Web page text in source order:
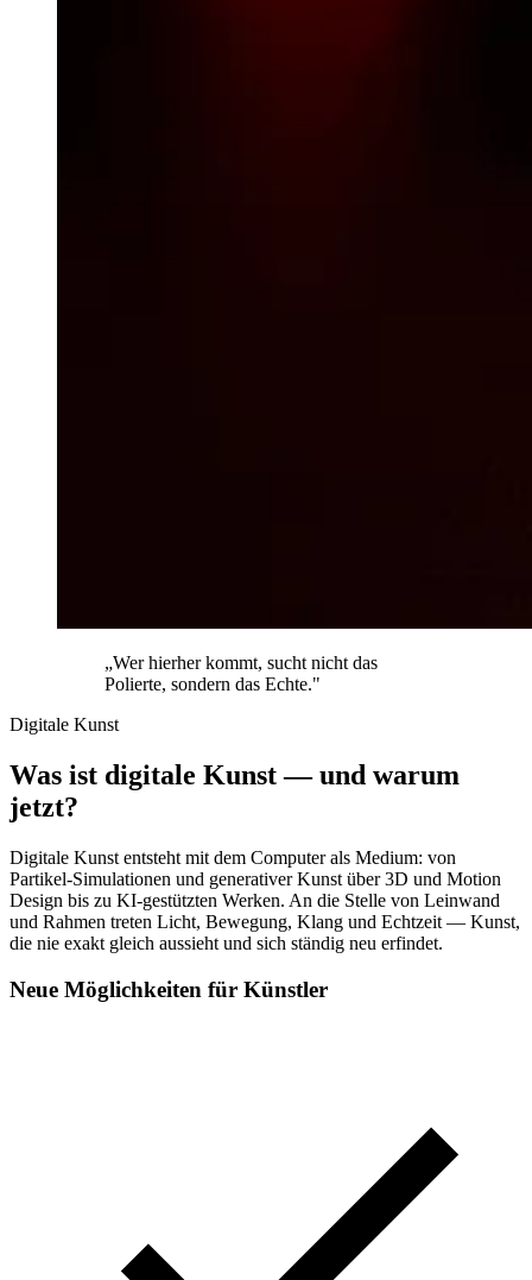
„Wer hierher kommt, sucht nicht das
Polierte, sondern das Echte."
Digitale Kunst
Was ist digitale Kunst — und warum
jetzt?
Digitale Kunst entsteht mit dem Computer als Medium: von
Partikel-Simulationen und generativer Kunst über 3D und Motion
Design bis zu KI-gestützten Werken. An die Stelle von Leinwand
und Rahmen treten Licht, Bewegung, Klang und Echtzeit — Kunst,
die nie exakt gleich aussieht und sich ständig neu erfindet.
Neue Möglichkeiten für Künstler